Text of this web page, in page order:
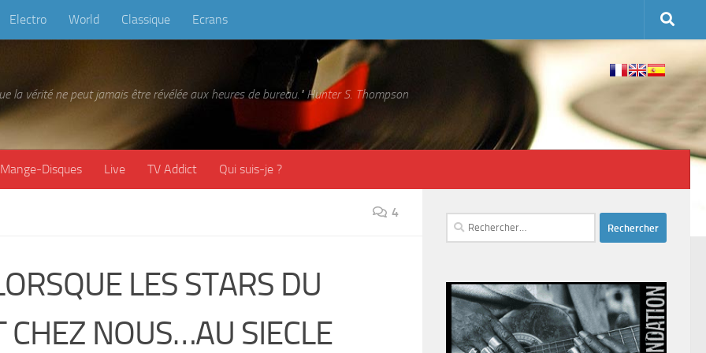
Electro World Classique Ecrans
la vérité ne peut jamais être révélée aux heures de bureau." Hunter S. Thompson
Mange-Disques Live TV Addict Qui suis-je ?
4
LES STARS DU
CHEZ NOUS…AU SIECLE
Rechercher :